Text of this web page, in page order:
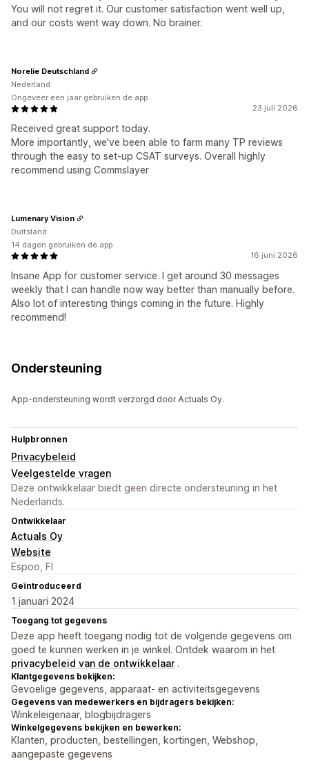
You will not regret it. Our customer satisfaction went well up,
and our costs went way down. No brainer.
23 juli 2026
Received great support today.
More importantly, we've been able to farm many TP reviews
through the easy to set-up CSAT surveys. Overall highly
recommend using Commslayer
Norelie Deutschland
Nederland
Ongeveer een jaar gebruiken de app
16 juni 2026
Insane App for customer service. I get around 30 messages
weekly that I can handle now way better than manually before.
Also lot of interesting things coming in the future. Highly
recommend!
Lumenary Vision
Duitsland
14 dagen gebruiken de app
Ondersteuning
App-ondersteuning wordt verzorgd door Actuals Oy.
Hulpbronnen
Privacybeleid
Veelgestelde vragen
Deze ontwikkelaar biedt geen directe ondersteuning in het
Nederlands.
Ontwikkelaar
Actuals Oy
Website
Espoo, FI
Geïntroduceerd
1 januari 2024
Toegang tot gegevens
Deze app heeft toegang nodig tot de volgende gegevens om
goed te kunnen werken in je winkel. Ontdek waarom in het
privacybeleid van de ontwikkelaar .
Klantgegevens bekijken:
Gevoelige gegevens, apparaat- en activiteitsgegevens
Gegevens van medewerkers en bijdragers bekijken:
Winkeleigenaar, blogbijdragers
Winkelgegevens bekijken en bewerken:
Klanten, producten, bestellingen, kortingen, Webshop,
aangepaste gegevens